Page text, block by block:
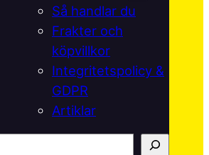
Så handlar du
Frakter och
köpvillkor
Integritetspolicy &
GDPR
Artiklar